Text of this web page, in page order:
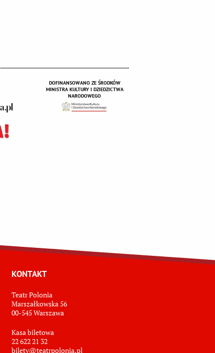
DOFINANSOWANO ZE ŚRODKÓW
MINISTRA KULTURY I DZIEDZICTWA
NARODOWEGO
KONTAKT
Teatr Polonia
Marszałkowska 56
00-545 Warszawa
Kasa biletowa
22 622 21 32
bilety@teatrpolonia.pl